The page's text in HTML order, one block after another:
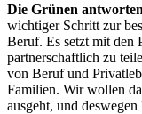
Die Grünen
wichtiger Schritt zur
Beruf. Es setzt mit den
partnerschaftlich zu
von Beruf und
Familien. Wir wollen
ausgeht, und